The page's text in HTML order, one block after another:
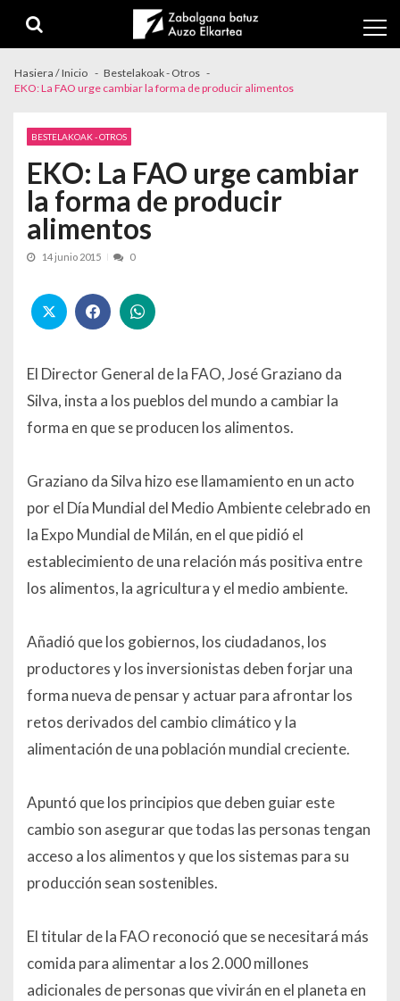
Hasiera / Inicio
Bestelakoak - Otros
EKO: La FAO urge cambiar la forma de producir alimentos
BESTELAKOAK - OTROS
EKO: La FAO urge cambiar
la forma de producir
alimentos
14 junio 2015 0
El Director General de la FAO, José Graziano da
Silva, insta a los pueblos del mundo a cambiar la
forma en que se producen los alimentos.
Graziano da Silva hizo ese llamamiento en un acto
por el Día Mundial del Medio Ambiente celebrado en
la Expo Mundial de Milán, en el que pidió el
establecimiento de una relación más positiva entre
los alimentos, la agricultura y el medio ambiente.
Añadió que los gobiernos, los ciudadanos, los
productores y los inversionistas deben forjar una
forma nueva de pensar y actuar para afrontar los
retos derivados del cambio climático y la
alimentación de una población mundial creciente.
Apuntó que los principios que deben guiar este
cambio son asegurar que todas las personas tengan
acceso a los alimentos y que los sistemas para su
producción sean sostenibles.
El titular de la FAO reconoció que se necesitará más
comida para alimentar a los 2.000 millones
adicionales de personas que vivirán en el planeta en